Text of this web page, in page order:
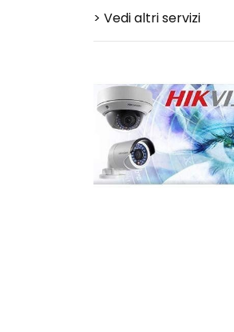
> Vedi altri servizi